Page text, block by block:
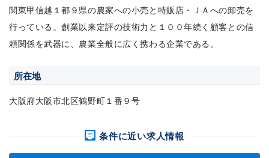
関東甲信越１都９県の農家への小売と特販店・ＪＡへの卸売を
行っている。創業以来定評の技術力と１００年続く顧客との信
頼関係を武器に、農業全般に広く携わる企業である。
所在地
大阪府大阪市北区鶴野町１番９号
条件に近い求人情報